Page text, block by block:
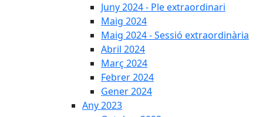
Juny 2024 - Ple extraordinari
Maig 2024
Maig 2024 - Sessió extraordinària
Abril 2024
Març 2024
Febrer 2024
Gener 2024
Any 2023